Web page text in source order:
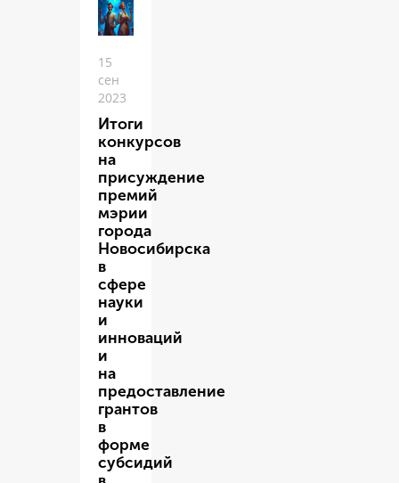
15
сен
2023
Итоги
конкурсов
на
присуждение
премий
мэрии
города
Новосибирска
в
сфере
науки
и
инноваций
и
на
предоставление
грантов
в
форме
субсидий